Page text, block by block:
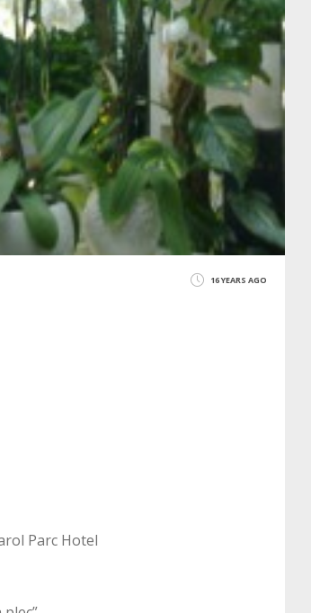
16 YEARS AGO
Parc Hotel